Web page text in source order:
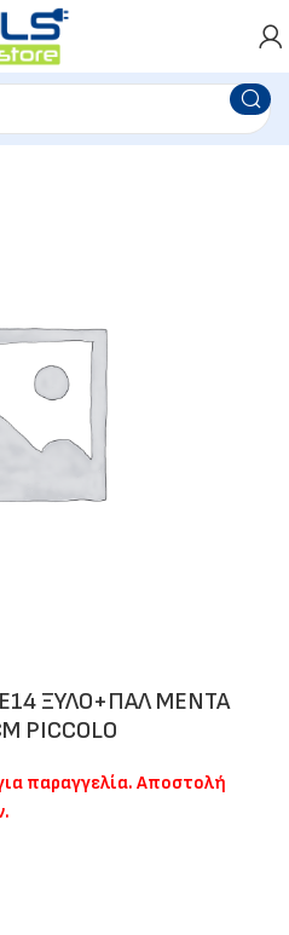
ΞΥΛΟ+ΠΑΛ ΜΕΝΤΑ
PICCOLO
παραγγελία. Αποστολή